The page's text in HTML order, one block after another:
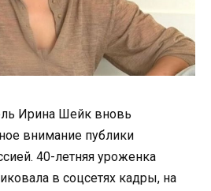
Ирина Шейк вновь
внимание публики
40-летняя уроженка
в соцсетях кадры, на